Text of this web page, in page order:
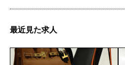
最近見た求人